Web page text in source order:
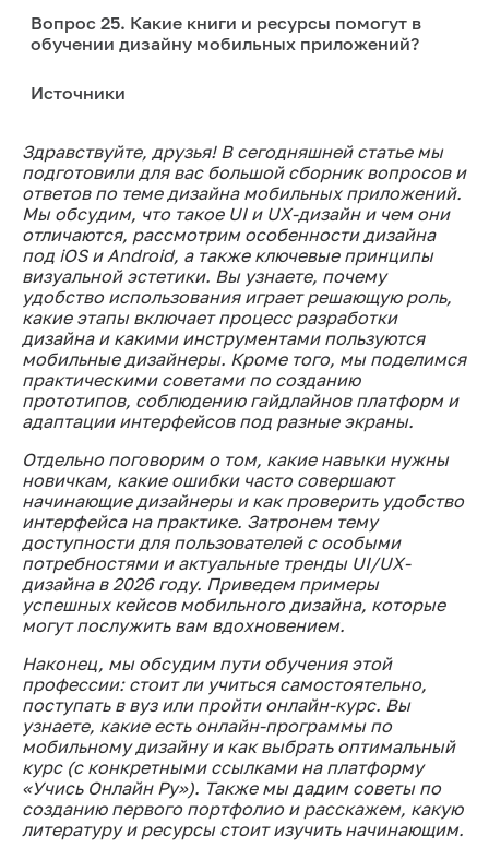
Вопрос 25. Какие книги и ресурсы помогут в
обучении дизайну мобильных приложений?
Источники
Здравствуйте, друзья! В сегодняшней статье мы
подготовили для вас большой сборник вопросов и
ответов по теме дизайна мобильных приложений.
Мы обсудим, что такое UI и UX-дизайн и чем они
отличаются, рассмотрим особенности дизайна
под iOS и Android, а также ключевые принципы
визуальной эстетики. Вы узнаете, почему
удобство использования играет решающую роль,
какие этапы включает процесс разработки
дизайна и какими инструментами пользуются
мобильные дизайнеры. Кроме того, мы поделимся
практическими советами по созданию
прототипов, соблюдению гайдлайнов платформ и
адаптации интерфейсов под разные экраны.
Отдельно поговорим о том, какие навыки нужны
новичкам, какие ошибки часто совершают
начинающие дизайнеры и как проверить удобство
интерфейса на практике. Затронем тему
доступности для пользователей с особыми
потребностями и актуальные тренды UI/UX-
дизайна в 2026 году. Приведем примеры
успешных кейсов мобильного дизайна, которые
могут послужить вам вдохновением.
Наконец, мы обсудим пути обучения этой
профессии: стоит ли учиться самостоятельно,
поступать в вуз или пройти онлайн-курс. Вы
узнаете, какие есть онлайн-программы по
мобильному дизайну и как выбрать оптимальный
курс (с конкретными ссылками на платформу
«Учись Онлайн Ру»). Также мы дадим советы по
созданию первого портфолио и расскажем, какую
литературу и ресурсы стоит изучить начинающим.